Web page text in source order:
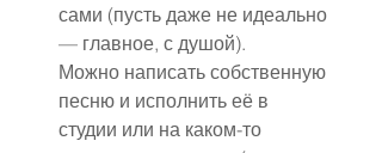
сами (пусть даже не идеально
— главное, с душой).
Можно написать собственную
песню и исполнить её в
студии или на каком-то